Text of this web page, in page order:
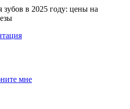
зубов в 2025 году: цены на
мне